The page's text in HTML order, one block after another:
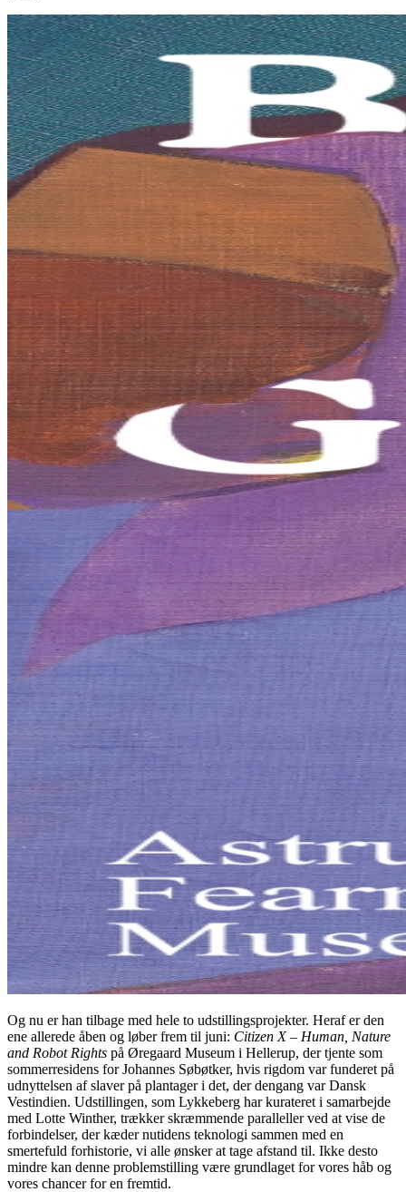
Og nu er han tilbage med hele to udstillingsprojekter. Heraf er den
ene allerede åben og løber frem til juni: Citizen X – Human, Nature
and Robot Rights på Øregaard Museum i Hellerup, der tjente som
sommerresidens for Johannes Søbøtker, hvis rigdom var funderet på
udnyttelsen af slaver på plantager i det, der dengang var Dansk
Vestindien. Udstillingen, som Lykkeberg har kurateret i samarbejde
med Lotte Winther, trækker skræmmende paralleller ved at vise de
forbindelser, der kæder nutidens teknologi sammen med en
smertefuld forhistorie, vi alle ønsker at tage afstand til. Ikke desto
mindre kan denne problemstilling være grundlaget for vores håb og
vores chancer for en fremtid.